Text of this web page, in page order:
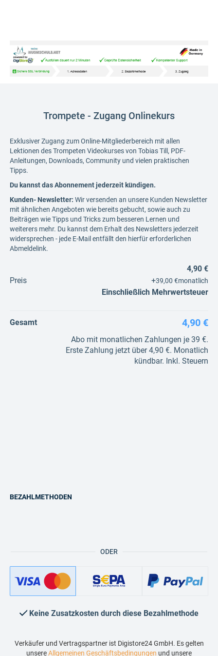
Trompete - Zugang Onlinekurs
Exklusiver Zugang zum Online-Mitgliederbereich mit allen
Lektionen des Trompeten Videokurses von Tobias Till, PDF-
Anleitungen, Downloads, Community und vielen praktischen
Tipps.
Du kannst das Abonnement jederzeit kündigen.
Kunden- Newsletter: Wir versenden an unsere Kunden Newsletter
mit ähnlichen Angeboten wie bereits gebucht, sowie auch zu
Beiträgen wie Tipps und Tricks zum besseren Lernen und
weiterers mehr. Du kannst dem Erhalt des Newsletters jederzeit
widersprechen - jede E-Mail entfällt den hierfür erforderlichen
Abmeldelink.
Preis
4,90 €
+39,00 €monatlich
Einschließlich Mehrwertsteuer
Gesamt 4,90 €
Abo mit monatlichen Zahlungen je 39 €.
Erste Zahlung jetzt über 4,90 €. Monatlich
kündbar. Inkl. Steuern
ODER
BEZAHLMETHODEN
Keine Zusatzkosten durch diese Bezahlmethode
Verkäufer und Vertragspartner ist Digistore24 GmbH. Es gelten
unsereAllgemeinen Geschäftsbedingungen und unsere